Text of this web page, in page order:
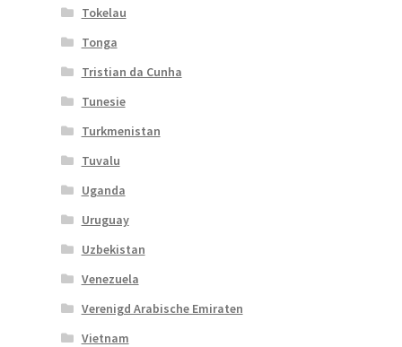
Tokelau
Tonga
Tristian da Cunha
Tunesie
Turkmenistan
Tuvalu
Uganda
Uruguay
Uzbekistan
Venezuela
Verenigd Arabische Emiraten
Vietnam